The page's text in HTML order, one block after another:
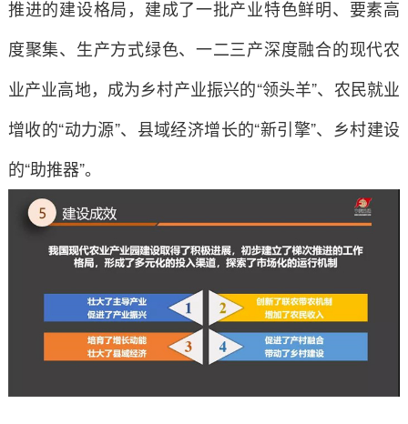
推进的建设格局，建成了一批产业特色鲜明、要素高
度聚集、生产方式绿色、一二三产深度融合的现代农
业产业高地，成为乡村产业振兴的“领头羊”、农民就业
增收的“动力源”、县域经济增长的“新引擎”、乡村建设
的“助推器”。